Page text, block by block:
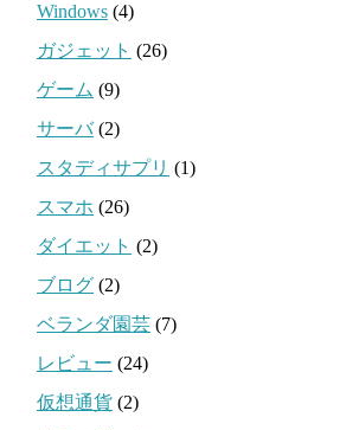
Windows (4)
ガジェット (26)
ゲーム (9)
サーバ(2)
スタディサプリ (1)
スマホ (26)
ダイエット (2)
ブログ (2)
ベランダ園芸 (7)
レビュー (24)
仮想通貨 (2)